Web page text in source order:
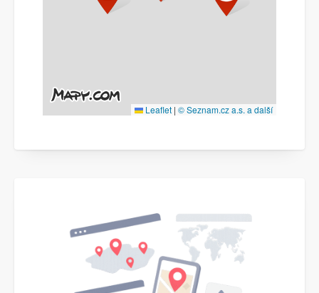
Leaflet | © Seznam.cz a.s. a další